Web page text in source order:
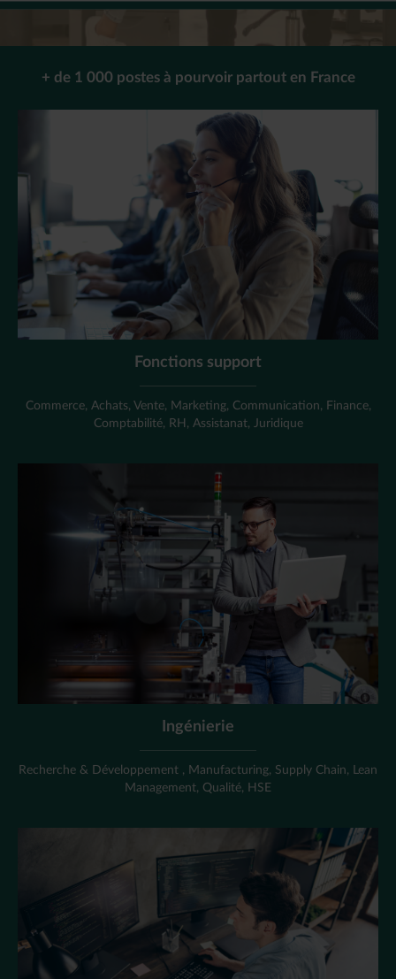
+ de 1 000 postes à pourvoir partout en France
Fonctions support
Commerce, Achats, Vente, Marketing, Communication, Finance,
Comptabilité, RH, Assistanat, Juridique
Ingénierie
Recherche & Développement , Manufacturing, Supply Chain, Lean
Management, Qualité, HSE